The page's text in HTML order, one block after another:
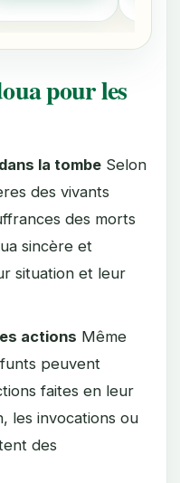
pour les
la tombe Selon
des vivants
des morts
sincère et
situation et leur
actions Même
peuvent
faites en leur
les invocations ou
des